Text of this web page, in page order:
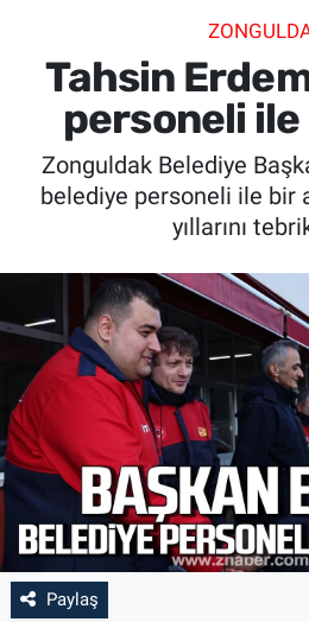
Tahsin
personeli
Zonguldak Belediye
belediye personeli ile bir
yıllarını
Paylaş
SAĞLIK